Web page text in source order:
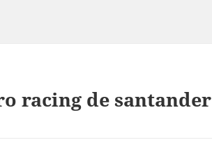
racing de santander